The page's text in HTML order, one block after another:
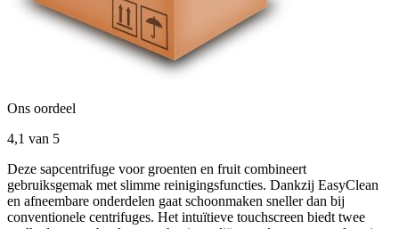
Ons oordeel
4,1 van 5
Deze sapcentrifuge voor groenten en fruit combineert
gebruiksgemak met slimme reinigingsfuncties. Dankzij EasyClean
en afneembare onderdelen gaat schoonmaken sneller dan bij
conventionele centrifuges. Het intuïtieve touchscreen biedt twee